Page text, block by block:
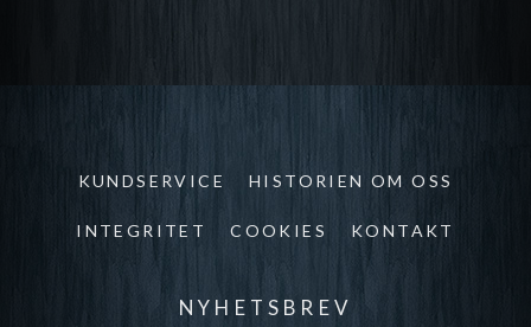
KUNDSERVICE HISTORIEN OM OSS
INTEGRITET COOKIES KONTAKT
NYHETSBREV